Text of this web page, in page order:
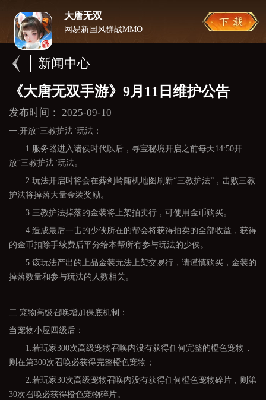
大唐无双
网易新国风群战MMO
新闻中心
《大唐无双手游》9月11日维护公告
发布时间： 2025-09-10
一.开放“三教护法"玩法：
1.服务器进入诸侯时代以后，寻宝秘境开启之前每天14:50开
放“三教护法"玩法。
2.玩法开启时将会在葬剑岭随机地图刷新“三教护法”，击败三教
护法将掉落大量金装奖励。
3.三教护法掉落的金装将上架拍卖行，可使用金币购买。
4.造成最后一击的少侠所在的帮会将获得拍卖的全部收益，获得
的金币扣除手续费后平分给本帮所有参与玩法的少侠。
5.该玩法产出的上品金装无法上架交易行，请谨慎购买，金装的
掉落数量和参与玩法的人数相关。
二.宠物高级召唤增加保底机制：
当宠物小屋四级后：
1.若玩家300次高级宠物召唤内没有获得任何完整的橙色宠物，
则在第300次召唤必获得完整橙色宠物；
2.若玩家30次高级宠物召唤内没有获得任何橙色宠物碎片，则第
30次召唤必获得橙色宠物碎片。